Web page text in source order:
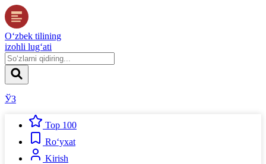
O‘zbek tilining
izohli lug‘ati
ЎЗ
Top 100
Ro‘yxat
Kirish